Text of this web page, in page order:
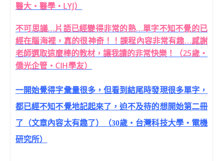
醫大‧醫學‧LYJ）
不可思議…片語已經變得非常的熟…單字不知不覺的已
經在腦海裡，真的很神奇！！課程內容非常有趣…感謝
老師選取這麼棒的教材，讓我讀的非常快樂！（25歲‧
僑光企管‧CIH學友）
一開始覺得字彙量很多，但看到結尾時發現很多單字，
都已經不知不覺地記起來了，迫不及待的想開始第二冊
了（文章內容太有趣了）（30歲‧台灣科技大學‧電機
研究所）